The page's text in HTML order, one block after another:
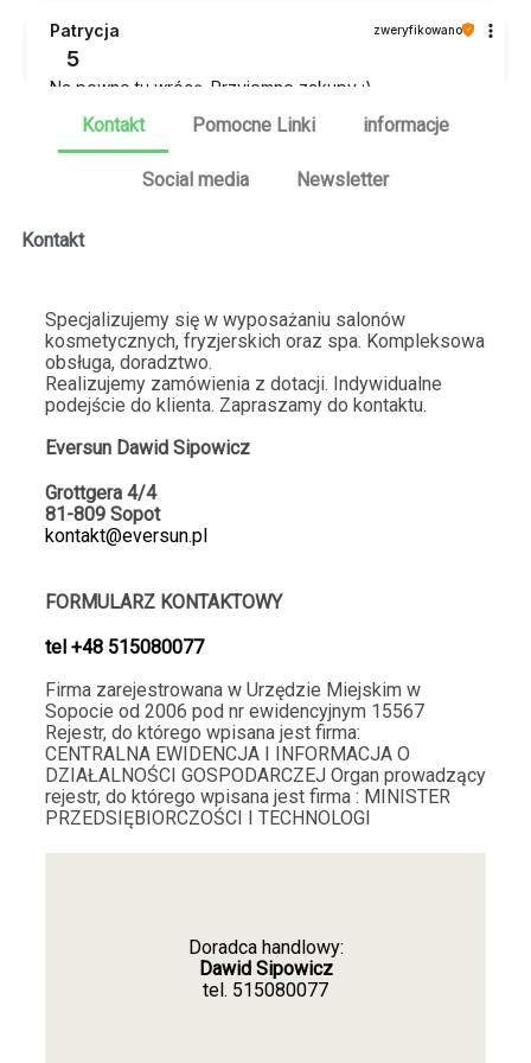
Patrycja zweryfikowano
5
Na pewno tu wrócę. Przyjemne zakupy :)
5
asortyment dostępny od ręki :)
2026-01-18
4
2
5
Błyskawiczne działanie strony! No strona przyjazna:)
Wszystko na miejscu - Polecam🔥 Brak problemów z
2026-01-09
Joanna zweryfikowano
5
Żadnego przeciągania w czasie, idealnie. Prawidłowo
zapakowana i dobrze zabezpieczona przesyłka,
polecam❤️
2025-12-30
Strona reaguje bardzo szybko :)
Kontakt Pomocne Linki informacje
Social media Newsletter
Kontakt
Specjalizujemy się w wyposażaniu salonów
kosmetycznych, fryzjerskich oraz spa. Kompleksowa
obsługa, doradztwo.
Realizujemy zamówienia z dotacji. Indywidualne
podejście do klienta. Zapraszamy do kontaktu.
Eversun Dawid Sipowicz
Grottgera 4/4
81-809 Sopot
kontakt@eversun.pl
FORMULARZ KONTAKTOWY
tel +48 515080077
Firma zarejestrowana w Urzędzie Miejskim w
Sopocie od 2006 pod nr ewidencyjnym 15567
Rejestr, do którego wpisana jest firma:
CENTRALNA EWIDENCJA I INFORMACJA O
DZIAŁALNOŚCI GOSPODARCZEJ Organ prowadzący
rejestr, do którego wpisana jest firma : MINISTER
PRZEDSIĘBIORCZOŚCI I TECHNOLOGI
Doradca handlowy:
Dawid Sipowicz
tel. 515080077